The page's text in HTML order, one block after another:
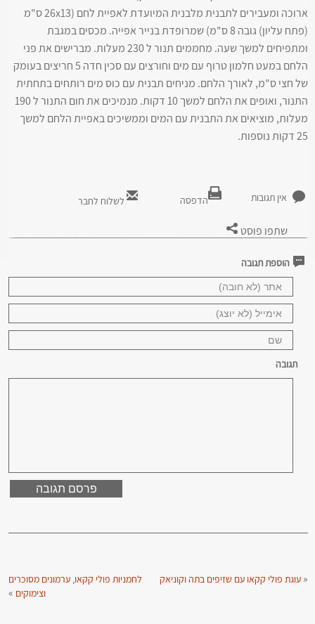
ארוכה ומעבירים לתבנית מלבנית המיועדת לאפיית לחם (26x13 ס"מ
(פתח עליון) גובה 8 ס"מ) שמרופדת בנייר אפייה. מכסים במגבת
ומתפיחים למשך שעה. מחממים תנור ל 230 מעלות. מברישים את פני
הלחם במעט חלמון טרוף עם מים וחורצים עם סכין חדה 5 חריצים בעומק
של חצי ס"מ, לאורך הלחם. מניחים תבנית עם כוס מים רותחים בתחתית
התנור, ואופים את הלחם למשך 10 דקות. מנמיכים את חום התנור ל 190
מעלות, מוציאים את התבנית עם המים וממשיכים באפיית הלחם למשך
25 דקות נוספות.
אין תגובות הדפסה לשלוח לחבר
שתפו פוסט
הוספת תגובה
תגובה
« עוגת פולי קקאו עם שזיפים בתה וקוניאק
לחמניות פולי קקאו, ערמונים מסוכרים
וצימוקים»